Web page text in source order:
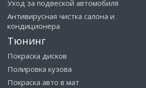
Уход за подвеской автомобиля
Антивирусная чистка салона и
кондиционера
Тюнинг
Покраска дисков
Полировка кузова
Покраска авто в мат